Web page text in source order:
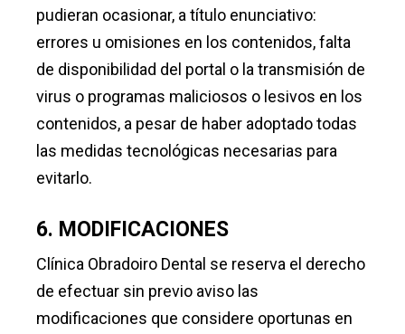
pudieran ocasionar, a título enunciativo:
errores u omisiones en los contenidos, falta
de disponibilidad del portal o la transmisión de
virus o programas maliciosos o lesivos en los
contenidos, a pesar de haber adoptado todas
las medidas tecnológicas necesarias para
evitarlo.
6. MODIFICACIONES
Clínica Obradoiro Dental se reserva el derecho
de efectuar sin previo aviso las
modificaciones que considere oportunas en